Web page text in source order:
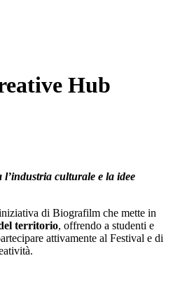
Hub
culturale e la idee
di Biografilm che mette in
territorio, offrendo a studenti e
attivamente al Festival e di